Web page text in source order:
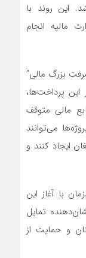
این روند با
مالیه انجام
بزرگ مالی”
پرداخت‌ها،
مالی متوقف
می‌توانند
ایجاد کنند و
با آغاز این
تمایل
و حمایت از